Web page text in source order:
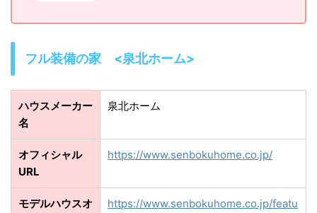
フル装備の家 <泉北ホーム>
ハウスメーカー
名
泉北ホーム
オフィシャル
URL
https://www.senbokuhome.co.jp/
モデルハウスオ
https://www.senbokuhome.co.jp/featu